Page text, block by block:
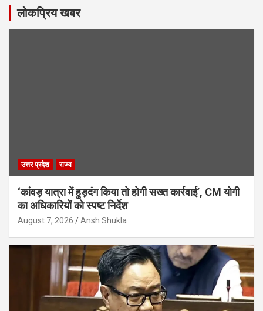
लोकप्रिय खबर
उत्तर प्रदेश राज्य
‘कांवड़ यात्रा में हुड़दंग किया तो होगी सख्त कार्रवाई’, CM योगी
का अधिकारियों को स्पष्ट निर्देश
August 7, 2026 Ansh Shukla